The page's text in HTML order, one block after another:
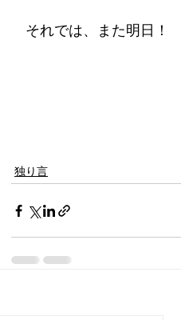
それでは、また明日！
独り言